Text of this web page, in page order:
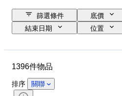
篩選條件 底價
結束日期
位置
簽名
包括配件
1396件物品
排序 關聯